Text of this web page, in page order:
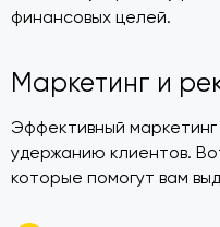
финансовых целей.
Маркетинг и
Эффективный
удержанию клиентов.
которые помогут вам